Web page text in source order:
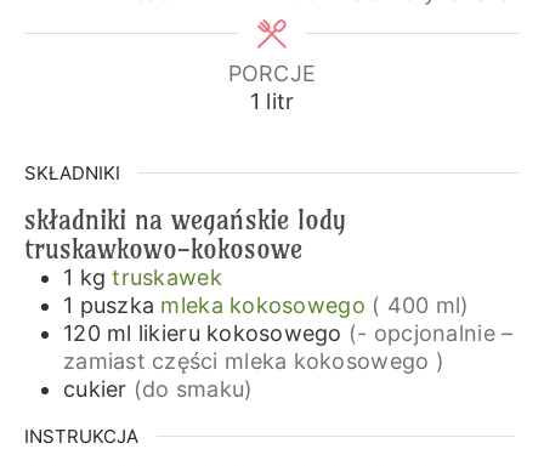
PORCJE
1 litr
SKŁADNIKI
składniki na wegańskie lody
truskawkowo-kokosowe
1 kg truskawek
1 puszka mleka kokosowego ( 400 ml)
120 ml likieru kokosowego (- opcjonalnie –
zamiast części mleka kokosowego )
cukier (do smaku)
INSTRUKCJA